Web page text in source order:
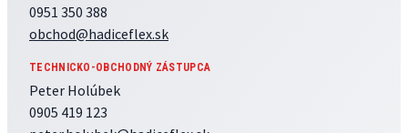
0951 350 388
obchod@hadiceflex.sk
TECHNICKO-OBCHODNÝ ZÁSTUPCA
Peter Holúbek
0905 419 123